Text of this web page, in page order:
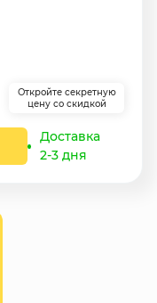
Откройте секретную
цену со скидкой
Доставка
2-3 дня